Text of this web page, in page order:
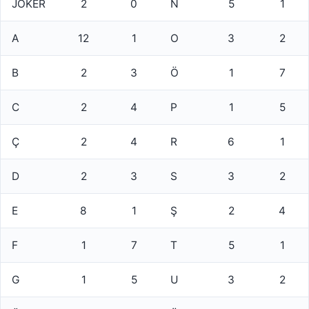
JOKER 2 0 N 5 1
A 12 1 O 3 2
B 2 3 Ö 1 7
C 2 4 P 1 5
Ç 2 4 R 6 1
D 2 3 S 3 2
E 8 1 Ş 2 4
F 1 7 T 5 1
G 1 5 U 3 2